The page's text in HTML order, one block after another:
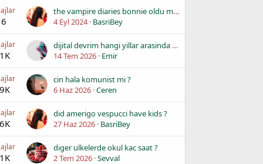
the vampire diaries bonnie oldu mu ?
4 Eyl 2024 BasriBey
dijital devrim hangi yillar arasinda yasanmistir ?
14 Tem 2026 Emir
cin hala komunist mi ?
6 Haz 2026 Ceren
did amerigo vespucci have kids ?
27 Haz 2026 BasriBey
diger ulkelerde okul kac saat ?
2 Tem 2026 Sevval